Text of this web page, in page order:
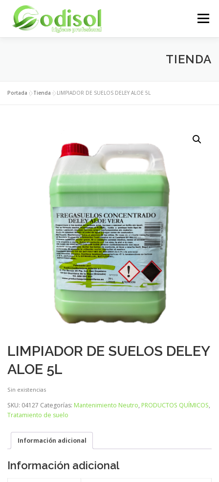
contenido
Menú
ÁREA CLIENTES CONTACTO
TIENDA
Portada »Tienda »LIMPIADOR DE SUELOS DELEY ALOE 5L
LIMPIADOR DE SUELOS DELEY
ALOE 5L
Sin existencias
SKU: 04127 Categorías: Mantenimiento Neutro, PRODUCTOS QUÍMICOS,
Tratamiento de suelo
Información adicional
Información adicional